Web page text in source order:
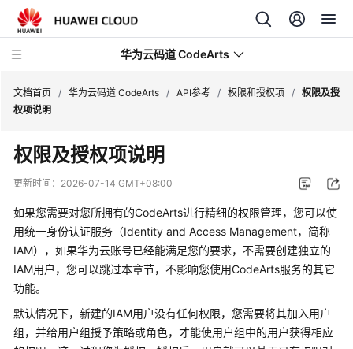
华为云码道 CodeArts
产
品
介
计
费
说
明
快
速
文档首页 / 华为云码道 CodeArts / API参考 / 权限和授权项 / 权限及授
权项说明
权限及授权项说明
更新时间： 2026-07-14 GMT+08:00
如果您需要对您所拥有的CodeArts进行精细的权限管理，您可以使
用统一身份认证服务（Identity and Access Management，简称
IAM），如果华为云账号已经能满足您的要求，不需要创建独立的
IAM用户，您可以跳过本章节，不影响您使用CodeArts服务的其它
功能。
默认情况下，新建的IAM用户没有任何权限，您需要将其加入用户
组，并给用户组授予策略或角色，才能使用户组中的用户获得相应